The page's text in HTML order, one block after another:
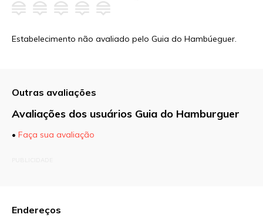
Estabelecimento não avaliado pelo Guia do Hambúeguer.
Outras avaliações
Avaliações dos usuários Guia do Hamburguer
• Faça sua avaliação
Endereços